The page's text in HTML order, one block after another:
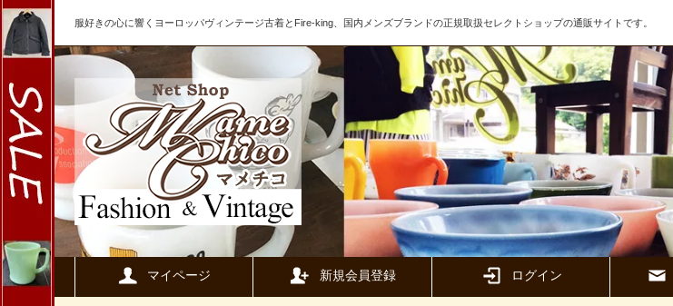
服好きの心に響くヨーロッパヴィンテージ古着とFire-king、国内メンズブランドの正規取扱セレクトショップの通販サイトです。
マイページ 新規会員登録 ログイン